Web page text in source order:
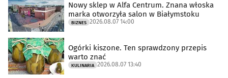
Nowy sklep w Alfa Centrum. Znana włoska
marka otworzyła salon w Białymstoku
BIZNES 2026.08.07 14:00
Ogórki kiszone. Ten sprawdzony przepis
warto znać
KULINARIA 2026.08.07 13:40